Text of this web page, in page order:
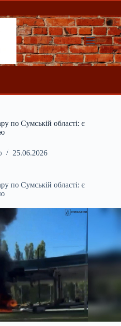
по Сумській області: є
25.06.2026
по Сумській області: є